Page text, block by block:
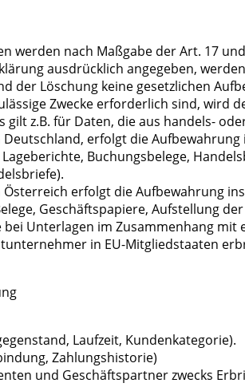
werden nach Maßgabe der Art. 17
ausdrücklich angegeben,
der Löschung keine gesetzlichen
Zwecke erforderlich sind,
gilt z.B. für Daten, die aus handels-
erfolgt die Aufbewahrung
Buchungsbelege,
erfolgt die Aufbewahrung
Geschäftspapiere, Aufstellung
bei Unterlagen im Zusammenhang
in EU-Mitgliedstaaten
Laufzeit, Kundenkategorie).
Zahlungshistorie)
und Geschäftspartner zwecks